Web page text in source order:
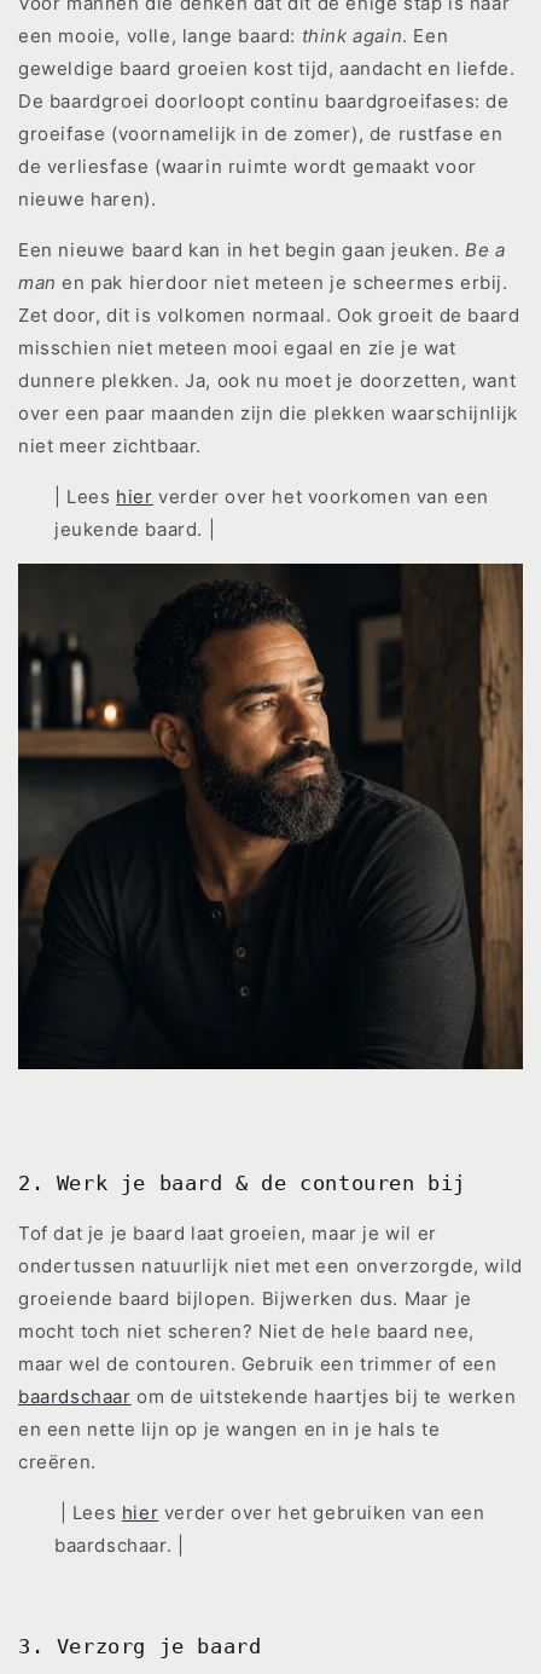
een mooie, volle, lange baard: think again. Een
geweldige baard groeien kost tijd, aandacht en liefde.
De baardgroei doorloopt continu baardgroeifases: de
groeifase (voornamelijk in de zomer), de rustfase en
de verliesfase (waarin ruimte wordt gemaakt voor
nieuwe haren).
Een nieuwe baard kan in het begin gaan jeuken.Be a
man en pak hierdoor niet meteen je scheermes erbij.
Zet door, dit is volkomen normaal. Ook groeit de baard
misschien niet meteen mooi egaal en zie je wat
dunnere plekken. Ja, ook nu moet je doorzetten, want
over een paar maanden zijn die plekken waarschijnlijk
niet meer zichtbaar.
| Lees hier verder over het voorkomen van een
jeukende baard. |
2. Werk je baard & de contouren bij
Tof dat je je baard laat groeien, maar je wil er
ondertussen natuurlijk niet met een onverzorgde, wild
groeiende baard bijlopen. Bijwerken dus. Maar je
mocht toch niet scheren? Niet de hele baard nee,
maar wel de contouren. Gebruik een trimmer of een
baardschaar om de uitstekende haartjes bij te werken
en een nette lijn op je wangen en in je hals te
creëren.
| Lees hier verder over het gebruiken van een
baardschaar. |
3. Verzorg je baard